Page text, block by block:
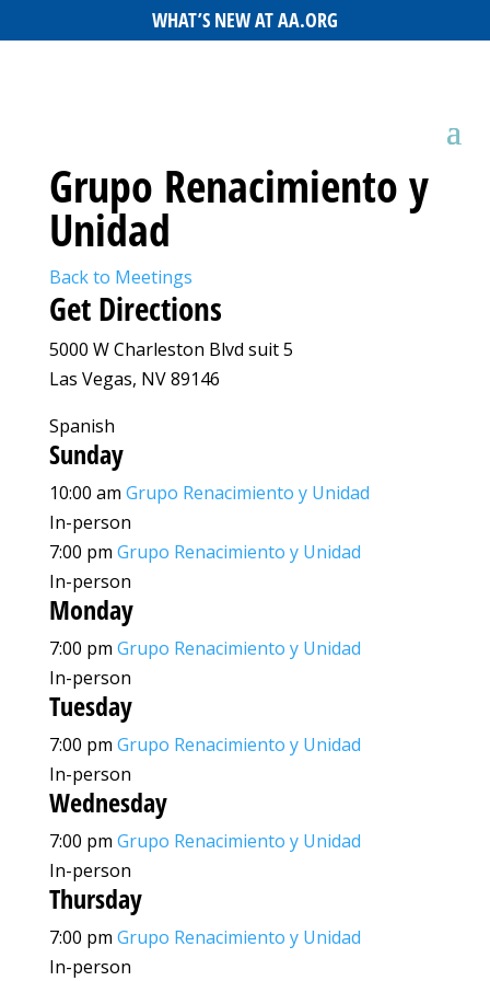
WHAT’S NEW AT AA.ORG
Grupo Renacimiento y
Unidad
Back to Meetings
Get Directions
5000 W Charleston Blvd suit 5
Las Vegas, NV 89146
Spanish
Sunday
10:00 am Grupo Renacimiento y Unidad
In-person
7:00 pm Grupo Renacimiento y Unidad
In-person
Monday
7:00 pm Grupo Renacimiento y Unidad
In-person
Tuesday
7:00 pm Grupo Renacimiento y Unidad
In-person
Wednesday
7:00 pm Grupo Renacimiento y Unidad
In-person
Thursday
7:00 pm Grupo Renacimiento y Unidad
In-person